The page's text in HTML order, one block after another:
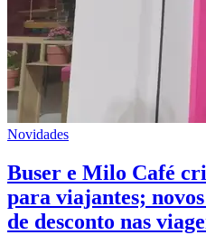
Novidades
Buser e Milo Café
para viajantes;
de desconto nas